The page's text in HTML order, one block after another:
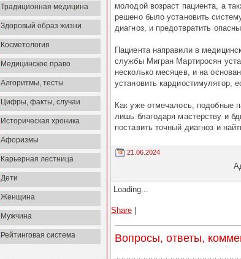
Традиционная медицина
Здоровый образ жизни
Косметология
Медицинское право
Алгоритмы, тесты
Цифры, факты, случаи
Историческая хроника
Афоризмы
Карьерная лестница
Дети
Женщина
Мужчина
Рейтинговая система
молодой возраст пациента, а
решено было установить
диагноз, и предотвратить
Пациента направили в
службы Мигран Мартиросян
несколько месяцев, и на
установить кардиостимулятор,
Как уже отмечалось, подобные
лишь благодаря мастерству и
поставить точный диагноз и
21.06.2024
Loading...
Share
Вопросы, ответы,